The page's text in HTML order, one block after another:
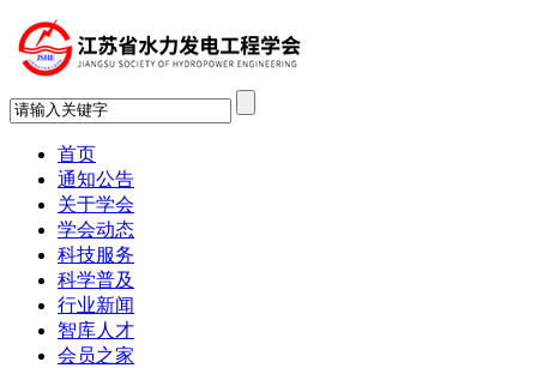
首页
通知公告
关于学会
学会动态
科技服务
科学普及
行业新闻
智库人才
会员之家